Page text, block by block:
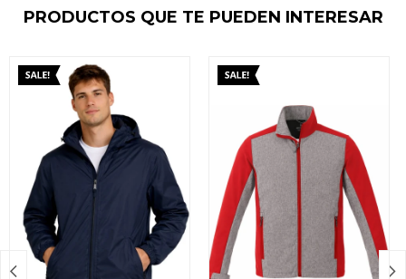
PRODUCTOS QUE TE PUEDEN INTERESAR
 